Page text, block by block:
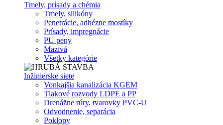
Tmely, prísady a chémia
Tmely, silikóny
Penetrácie, adhézne mostíky
Prísady, impregnácie
PU peny
Mazivá
Všetky kategórie
Inžinierske siete
Vonkajšia kanalizácia KGEM
Tlakové rozvody LDPE a PP
Drenážne rúry, tvarovky PVC-U
Odvodnenie, separácia
Poklopy